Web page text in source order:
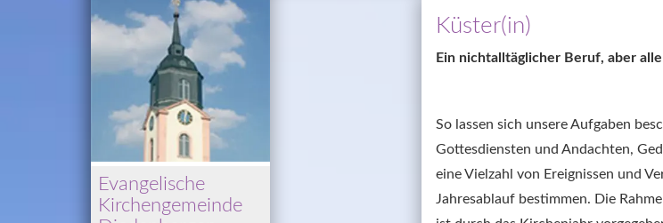
Evangelische
Kirchengemeinde
Küster(in)
Ein nichtalltäglicher Beruf, aber
So lassen sich unsere Aufgaben
Gottesdiensten und Andachten,
eine Vielzahl von Ereignissen und
Jahresablauf bestimmen. Die